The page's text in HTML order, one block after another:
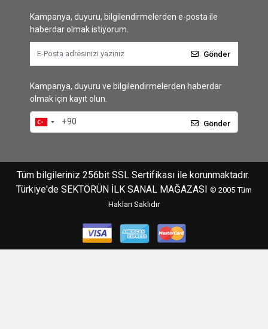
Kampanya, duyuru, bilgilendirmelerden e-posta ile
haberdar olmak istiyorum.
Gönder
Kampanya, duyuru ve bilgilendirmelerden haberdar
olmak için kayıt olun.
Gönder
Tüm bilgileriniz 256bit SSL Sertifikası ile korunmaktadır.
Türkiye'de SEKTÖRÜN İLK SANAL MAĞAZASI © 2005 Tüm
Hakları Saklıdır